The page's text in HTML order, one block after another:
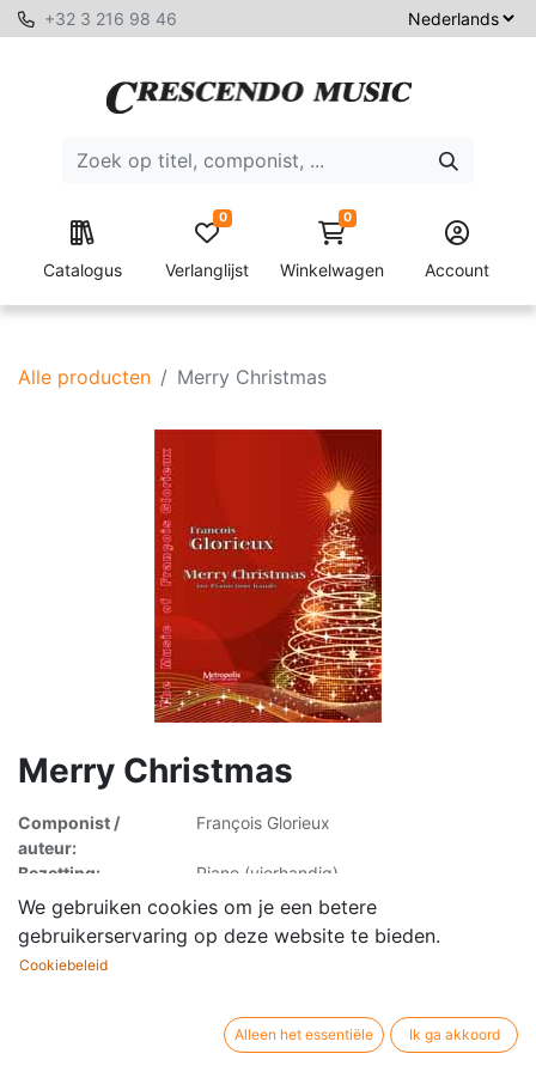
+32 3 216 98 46
Catalogus Verlanglijst
0 0
Winkelwagen Account
Alle producten Merry Christmas
Merry Christmas
Componist /
auteur:
François Glorieux
Bezetting:
Piano (vierhandig)
Uitgever / merk:
Metropolis Music Publishers
Artikelsoort:
Muziekpartituur
incl. BTW
We gebruiken cookies om je een betere
gebruikerservaring op deze website te bieden.
Cookiebeleid
Alleen het essentiële Ik ga akkoord